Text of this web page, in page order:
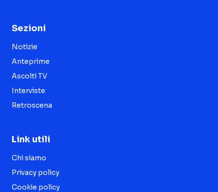
Sezioni
Notizie
Anteprime
Ascolti TV
Interviste
Retroscena
Link utili
Chi siamo
Privacy policy
Cookie policy